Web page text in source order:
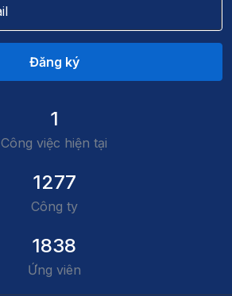
Đăng ký
1
Công việc hiện tại
1277
Công ty
1838
Ứng viên